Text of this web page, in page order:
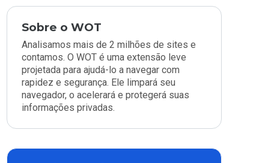
Sobre o WOT
Analisamos mais de 2 milhões de sites e
contamos. O WOT é uma extensão leve
projetada para ajudá-lo a navegar com
rapidez e segurança. Ele limpará seu
navegador, o acelerará e protegerá suas
informações privadas.